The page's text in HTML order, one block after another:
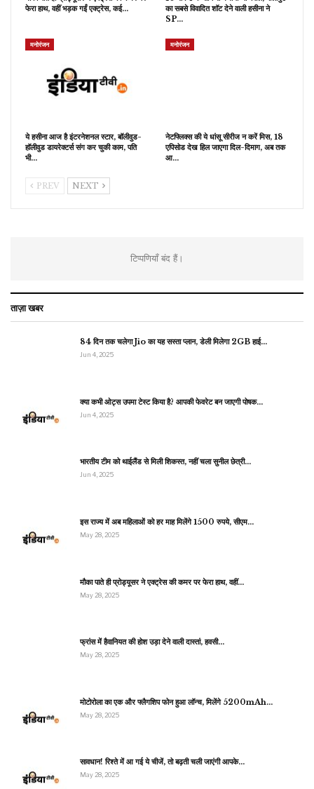
फेरा हाथ, वहीं भड़क गईं एक्ट्रेस, कई…
का सबसे विवादित शॉट देने वाली हसीना ने
SP…
मनोरंजन
ये हसीना आज है इंटरनेशनल स्टार, बॉलीवुड-
हॉलीवुड डायरेक्टर्स संग कर चुकी काम, पति
भी…
मनोरंजन
नेटफ्लिक्स की ये धांसू सीरीज न करें मिस, 18
एपिसोड देख हिल जाएगा दिल-दिमाग, अब तक
आ…
PREV NEXT
टिप्पणियाँ बंद हैं।
ताज़ा खबर
84 दिन तक चलेगा Jio का यह सस्ता प्लान, डेली मिलेगा 2GB हाई…
Jun 4, 2025
क्या कभी ओट्स उपमा टेस्ट किया है? आपकी फेवरेट बन जाएगी पोषक…
Jun 4, 2025
भारतीय टीम को थाईलैंड से मिली शिकस्त, नहीं चला सुनील छेत्री…
Jun 4, 2025
इस राज्य में अब महिलाओं को हर माह मिलेंगे 1500 रुपये, सीएम…
May 28, 2025
मौका पाते ही प्रोड्यूसर ने एक्ट्रेस की कमर पर फेरा हाथ, वहीं…
May 28, 2025
फ्रांस में हैवानियत की होश उड़ा देने वाली दास्तां, हवसी…
May 28, 2025
मोटोरोला का एक और फ्लैगशिप फोन हुआ लॉन्च, मिलेंगे 5200mAh…
May 28, 2025
सावधान! रिश्ते में आ गई ये चीजें, तो बढ़ती चली जाएंगी आपके…
May 28, 2025